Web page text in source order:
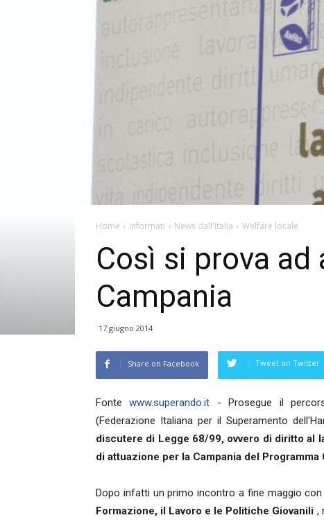
Home Informati News dall'Italia Welfare locale
Così si prova ad
Campania
17 giugno 2014
Share on Facebook Tweet on Twitter
Fontewww.superando.it - Prosegue il
(Federazione Italiana per il Superamento
discutere di Legge 68/99, ovvero di diritto al
di attuazione per la Campania del Programma
Dopo infatti un primo incontro a fine maggio con
Formazione, il Lavoro e le Politiche Giovanili ,